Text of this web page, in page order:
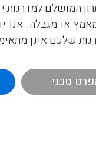
דגם 600 הוא הפתרון
או מגבלה. אנו
שלכם אינן
המתקפל, משאירים
מותקנות
טכני